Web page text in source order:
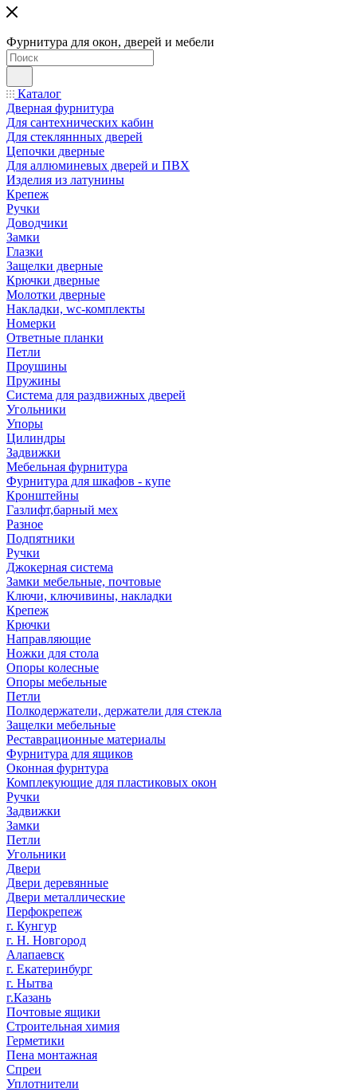
Фурнитура для окон, дверей и мебели
Каталог
Дверная фурнитура
Для сантехнических кабин
Для стекляннных дверей
Цепочки дверные
Для аллюминевых дверей и ПВХ
Изделия из латунины
Крепеж
Ручки
Доводчики
Замки
Глазки
Защелки дверные
Крючки дверные
Молотки дверные
Накладки, wc-комплекты
Номерки
Ответные планки
Петли
Проушины
Пружины
Система для раздвижных дверей
Угольники
Упоры
Цилиндры
Задвижки
Мебельная фурнитура
Фурнитура для шкафов - купе
Кронштейны
Газлифт,барный мех
Разное
Подпятники
Ручки
Джокерная система
Замки мебельные, почтовые
Ключи, ключивины, накладки
Крепеж
Крючки
Направляющие
Ножки для стола
Опоры колесные
Опоры мебельные
Петли
Полкодержатели, держатели для стекла
Защелки мебельные
Реставрационные материалы
Фурнитура для ящиков
Оконная фурнтура
Комплекующие для пластиковых окон
Ручки
Задвижки
Замки
Петли
Угольники
Двери
Двери деревянные
Двери металлические
Перфокрепеж
г. Кунгур
г. Н. Новгород
Алапаевск
г. Екатеринбург
г. Нытва
г.Казань
Почтовые ящики
Строительная химия
Герметики
Пена монтажная
Спреи
Уплотнители